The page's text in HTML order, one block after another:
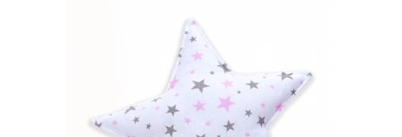
Pročitaj više